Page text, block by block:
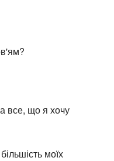
все, що я хочу
моїх